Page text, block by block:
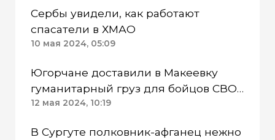
Сербы увидели, как работают
спасатели в ХМАО
10 мая 2024, 05:09
Югорчане доставили в Макеевку
гуманитарный груз для бойцов СВО
и жителей ДНР
12 мая 2024, 10:19
В Сургуте полковник-афганец нежно